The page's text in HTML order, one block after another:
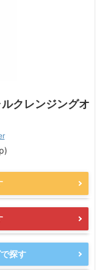
クレンジングオ
探す